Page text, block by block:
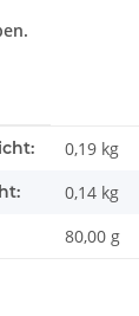
0,19 kg
0,14 kg
80,00 g